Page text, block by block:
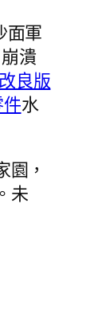
面軍
潰
良版
水
，
未